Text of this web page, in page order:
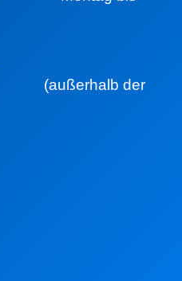
(außerhalb der